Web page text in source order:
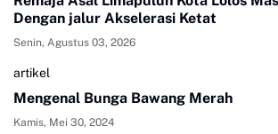
Dengan jalur Akselerasi Ketat
Senin, Agustus 03, 2026
artikel
Mengenal Bunga Bawang Merah
Kamis, Mei 30, 2024